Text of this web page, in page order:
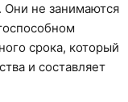
Они не занимаются
срока, который
и составляет